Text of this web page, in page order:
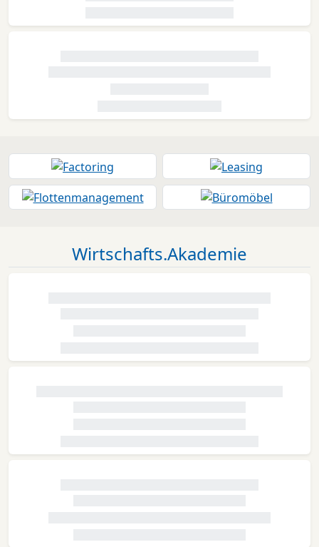
Wirtschafts.Akademie